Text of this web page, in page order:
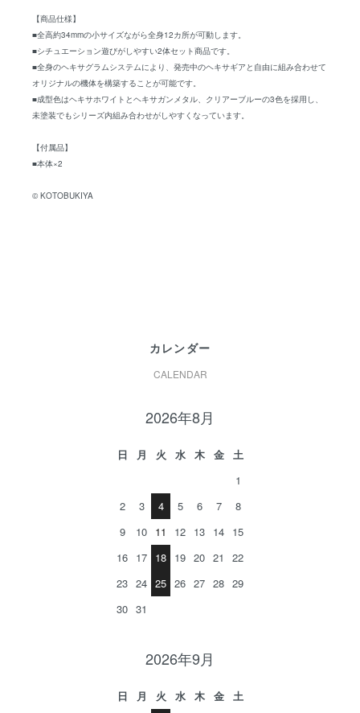
【商品仕様】
■全高約34mmの小サイズながら全身12カ所が可動します。
■シチュエーション遊びがしやすい2体セット商品です。
■全身のヘキサグラムシステムにより、発売中のヘキサギアと自由に組み合わせて
オリジナルの機体を構築することが可能です。
■成型色はヘキサホワイトとヘキサガンメタル、クリアーブルーの3色を採用し、
未塗装でもシリーズ内組み合わせがしやすくなっています。
【付属品】
■本体×2
© KOTOBUKIYA
カレンダー
CALENDAR
2026年8月
日 月 火 水 木 金
土
1
2
3 4 5 6 7
8
9
10 11 12 13 14 15
16 17 18 19 20 21
22
23 24 25 26 27 28 29
30 31
2026年9月
日 月 火 水 木 金
土